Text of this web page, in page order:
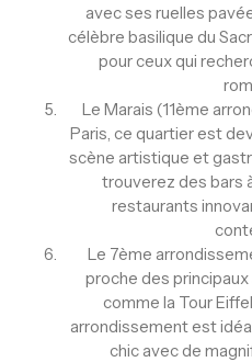
avec ses ruelles
célèbre basilique du
pour ceux qui
Le Marais (11ème
Paris, ce quartier est
scène artistique et
trouverez des bars
restaurants
Le 7ème
proche des
comme la Tour
arrondissement est
chic avec de